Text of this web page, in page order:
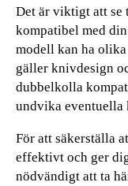
Det är viktigt att
kompatibel med
modell kan ha
gäller knivdesign
dubbelkolla
undvika eventuella
För att säkerställa
effektivt och ger
nödvändigt att ta